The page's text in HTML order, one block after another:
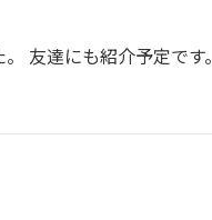
友達にも紹介予定で